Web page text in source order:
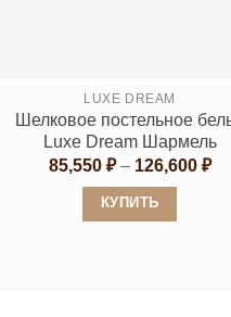
странице
товара.
LUXE DREAM
Шелковое постельное
Luxe Dream Шармель
85,550 ₽ – 126,600 ₽
КУПИТЬ